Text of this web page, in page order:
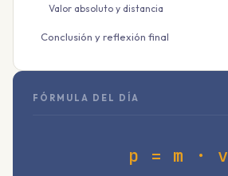
Valor absoluto y distancia
Conclusión y reflexión final
FÓRMULA DEL DÍA
p = m · v